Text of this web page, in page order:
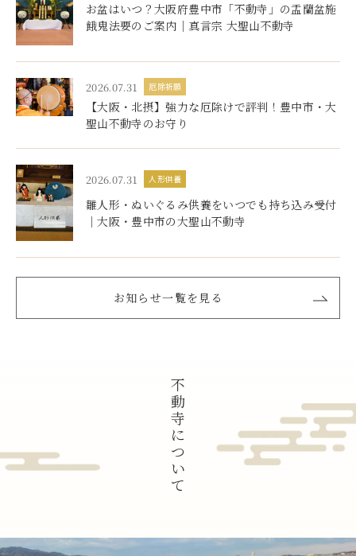
お盆はいつ？大阪府豊中市「不動寺」の盂蘭盆施
餓鬼法要のご案内｜真言宗 大聖山不動寺
2026.07.31 厄除祈願
【大阪・北摂】強力な厄除けで評判！豊中市・大
聖山不動寺のお守り
2026.07.31 人形供養
雛人形・ぬいぐるみ供養をいつでも持ち込み受付
｜大阪・豊中市の大聖山不動寺
お知らせ一覧を見る
不
動
寺
に
つ
い
て